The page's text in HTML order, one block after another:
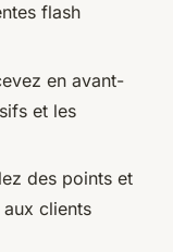
flash
en avant-
et les
des points et
clients